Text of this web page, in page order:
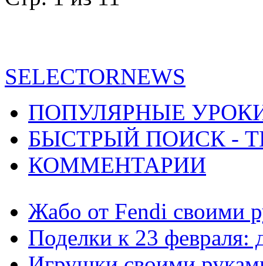
SELECTORNEWS
ПОПУЛЯРНЫЕ
БЫСТРЫЙ ПОИСК -
КОММЕНТАРИИ
Жабо от Fendi своими
Поделки к 23 февраля: